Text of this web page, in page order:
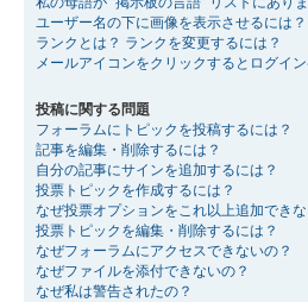
ユーザー名の下に画像を表示させるには？
ランクとは？ ランクを変更するには？
メールアイコンをクリックするとログイ
投稿に関する問題
フォーラムにトピックを投稿するには？
記事を編集・削除するには？
自分の記事にサインを追加するには？
投票トピックを作成するには？
なぜ投票オプションをこれ以上追加できな
投票トピックを編集・削除するには？
なぜフォーラムにアクセスできないの？
なぜファイルを添付できないの？
なぜ私は警告されたの？